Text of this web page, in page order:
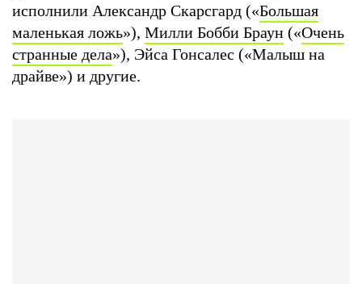
исполнили Александр Скарсгард («Большая
маленькая ложь»), Милли Бобби Браун («Очень
странные дела»), Эйса Гонсалес («Малыш на
драйве») и другие.